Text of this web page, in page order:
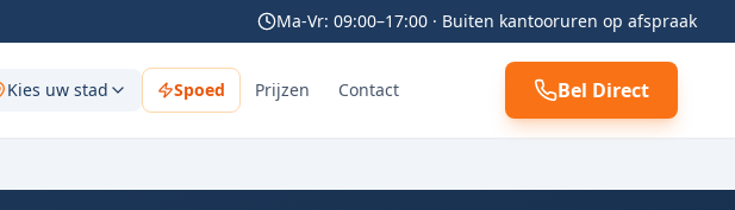
Ma-Vr: 09:00–17:00 · Buiten kantooruren op afspraak
Kies uw stad Spoed Prijzen Contact Bel Direct